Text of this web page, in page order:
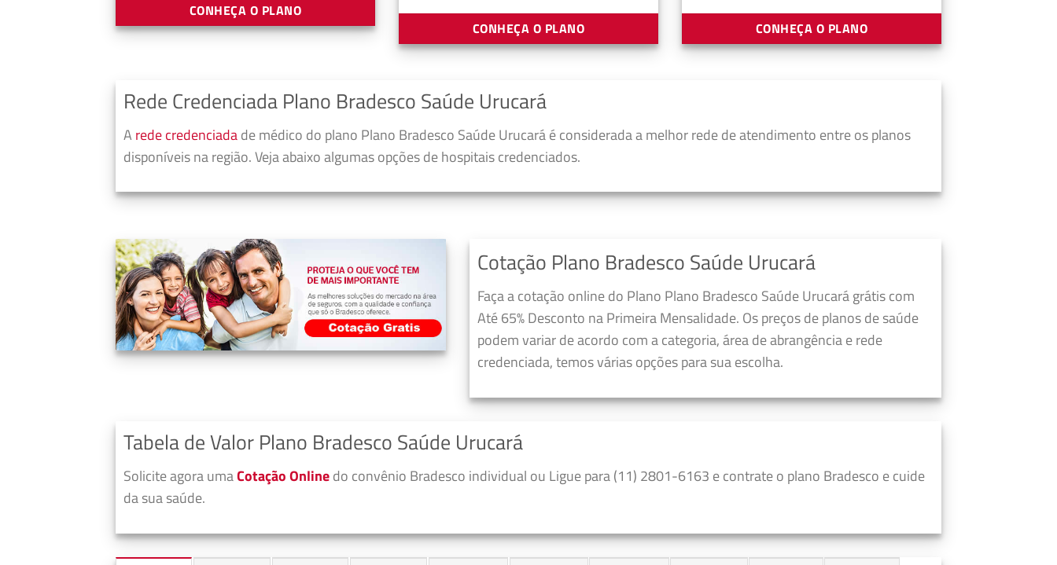
CONHEÇA O PLANO
CONHEÇA O PLANO CONHEÇA O PLANO
Rede Credenciada Plano Bradesco Saúde Urucará
A rede credenciadade médico do plano Plano Bradesco Saúde Urucará é considerada a melhor rede de atendimento entre os planos
disponíveis na região. Veja abaixo algumas opções de hospitais credenciados.
Cotação Plano Bradesco Saúde Urucará
Faça a cotação online do Plano Plano Bradesco Saúde Urucará grátis com
Até 65% Desconto na Primeira Mensalidade. Os preços de planos de saúde
podem variar de acordo com a categoria, área de abrangência e rede
credenciada, temos várias opções para sua escolha.
Tabela de Valor Plano Bradesco Saúde Urucará
Solicite agora umaCotação Onlinedo convênio Bradesco individual ou Ligue para (11) 2801-6163 e contrate o plano Bradesco e cuide
da sua saúde.